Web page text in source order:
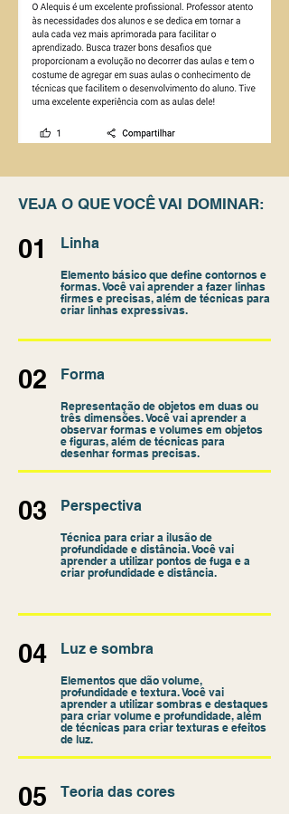
VEJA O QUE VOCÊ VAI DOMINAR:
01 Linha
Elemento básico que define contornos e
formas. Você vai aprender a fazer linhas
firmes e precisas, além de técnicas para
criar linhas expressivas.
02 Forma
Representação de objetos em duas ou
três dimensões. Você vai aprender a
observar formas e volumes em objetos
e figuras, além de técnicas para
desenhar formas precisas.
03 Perspectiva
Técnica para criar a ilusão de
profundidade e distância. Você vai
aprender a utilizar pontos de fuga e a
criar profundidade e distância.
04 Luz e sombra
Elementos que dão volume,
profundidade e textura. Você vai
aprender a utilizar sombras e destaques
para criar volume e profundidade, além
de técnicas para criar texturas e efeitos
de luz.
05 Teoria das cores